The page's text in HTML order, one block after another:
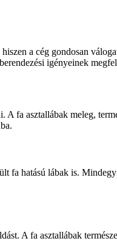
a cég gondosan
igényeinek
fa asztallábak meleg,
hatású lábak is.
A fa asztallábak